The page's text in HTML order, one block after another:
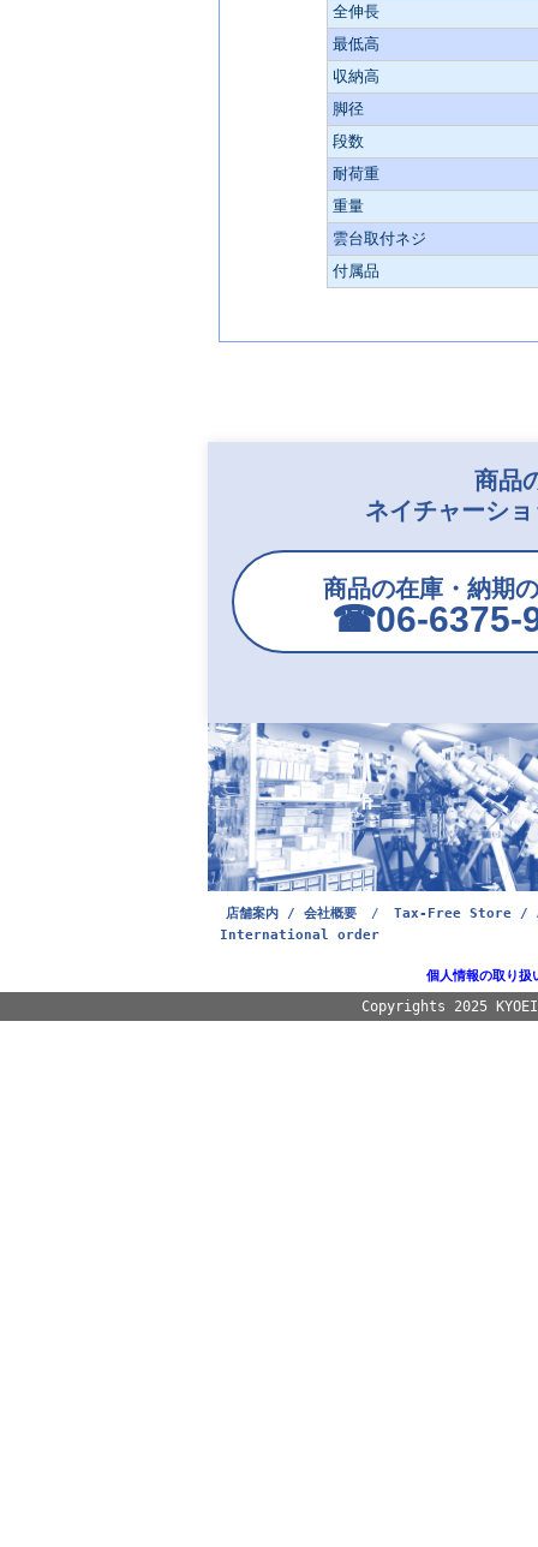
全伸長
最低高
収納高
脚径
段数
耐荷重
重量
雲台取付ネジ
付属品
商品
ネイチャーシ
商品の在庫・納期
☎︎06-6375-
店舗案内 / 会社概要 /
Tax-Free Store /
International order
個人情報の取り扱
Copyrights 2025